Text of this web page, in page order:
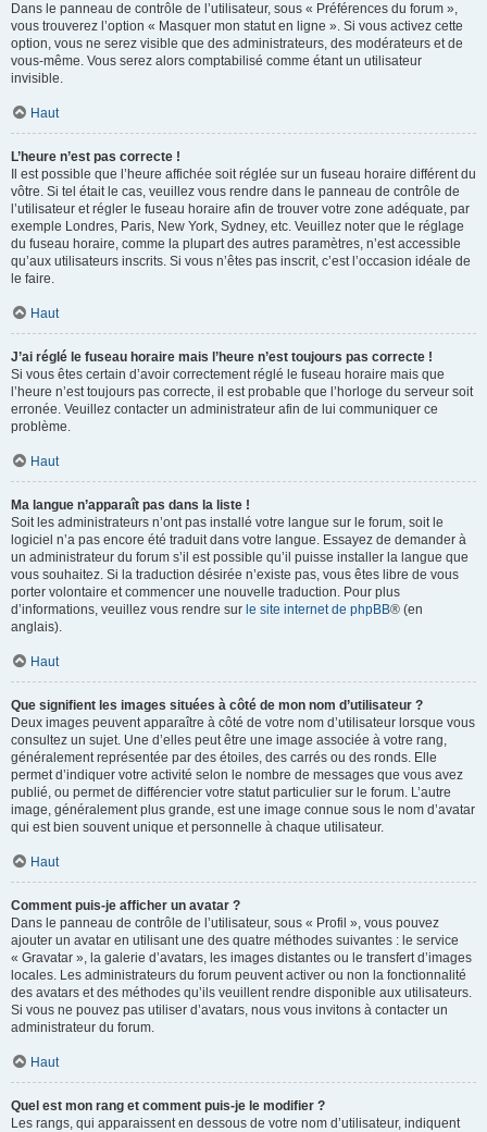
Dans le panneau de contrôle de l’utilisateur, sous « Préférences du forum »,
vous trouverez l’option « Masquer mon statut en ligne ». Si vous activez cette
option, vous ne serez visible que des administrateurs, des modérateurs et de
vous-même. Vous serez alors comptabilisé comme étant un utilisateur
invisible.
Haut
L’heure n’est pas correcte !
Il est possible que l’heure affichée soit réglée sur un fuseau horaire différent du
vôtre. Si tel était le cas, veuillez vous rendre dans le panneau de contrôle de
l’utilisateur et régler le fuseau horaire afin de trouver votre zone adéquate, par
exemple Londres, Paris, New York, Sydney, etc. Veuillez noter que le réglage
du fuseau horaire, comme la plupart des autres paramètres, n’est accessible
qu’aux utilisateurs inscrits. Si vous n’êtes pas inscrit, c’est l’occasion idéale de
le faire.
Haut
J’ai réglé le fuseau horaire mais l’heure n’est toujours pas correcte !
Si vous êtes certain d’avoir correctement réglé le fuseau horaire mais que
l’heure n’est toujours pas correcte, il est probable que l’horloge du serveur soit
erronée. Veuillez contacter un administrateur afin de lui communiquer ce
problème.
Haut
Ma langue n’apparaît pas dans la liste !
Soit les administrateurs n’ont pas installé votre langue sur le forum, soit le
logiciel n’a pas encore été traduit dans votre langue. Essayez de demander à
un administrateur du forum s’il est possible qu’il puisse installer la langue que
vous souhaitez. Si la traduction désirée n’existe pas, vous êtes libre de vous
porter volontaire et commencer une nouvelle traduction. Pour plus
d’informations, veuillez vous rendre sur le site internet de phpBB® (en
anglais).
Haut
Que signifient les images situées à côté de mon nom d’utilisateur ?
Deux images peuvent apparaître à côté de votre nom d’utilisateur lorsque vous
consultez un sujet. Une d’elles peut être une image associée à votre rang,
généralement représentée par des étoiles, des carrés ou des ronds. Elle
permet d’indiquer votre activité selon le nombre de messages que vous avez
publié, ou permet de différencier votre statut particulier sur le forum. L’autre
image, généralement plus grande, est une image connue sous le nom d’avatar
qui est bien souvent unique et personnelle à chaque utilisateur.
Haut
Comment puis-je afficher un avatar ?
Dans le panneau de contrôle de l’utilisateur, sous « Profil », vous pouvez
ajouter un avatar en utilisant une des quatre méthodes suivantes : le service
« Gravatar », la galerie d’avatars, les images distantes ou le transfert d’images
locales. Les administrateurs du forum peuvent activer ou non la fonctionnalité
des avatars et des méthodes qu’ils veuillent rendre disponible aux utilisateurs.
Si vous ne pouvez pas utiliser d’avatars, nous vous invitons à contacter un
administrateur du forum.
Haut
Quel est mon rang et comment puis-je le modifier ?
Les rangs, qui apparaissent en dessous de votre nom d’utilisateur, indiquent